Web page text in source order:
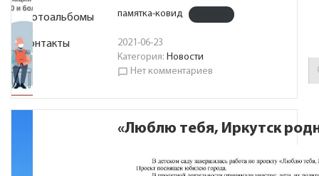
Фотоальбомы
Контакты
памятка-ковид
2021-06-23
Категория: Новости
chat_bubble_outline Нет комментариев
«Люблю тебя, Иркутск